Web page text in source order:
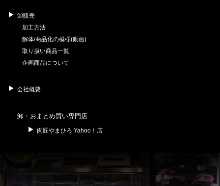
卸販売
加工方法
解体/商品化の模様(動画)
取り扱い商品一覧
企画商品について
会社概要
卸・おまとめ買い専門店
肉匠やまひろ Yahoo！店